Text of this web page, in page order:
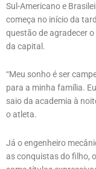
Sul-Americano e
começa no início da
questão de agradecer
da capital.
“Meu sonho é ser
para a minha família.
saio da academia à
o atleta.
Já o engenheiro
as conquistas do filho,